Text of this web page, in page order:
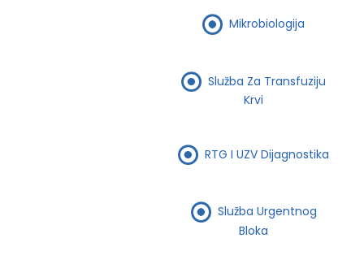
Mikrobiologija
Služba Za Transfuziju
Krvi
RTG I UZV Dijagnostika
Služba Urgentnog
Bloka